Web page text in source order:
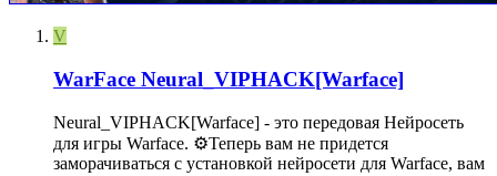
V
WarFace Neural_VIPHACK[Warface]
Neural_VIPHACK[Warface] - это передовая Нейросеть
для игры Warface. ⚙️Теперь вам не придется
заморачиваться с установкой нейросети для Warface, вам